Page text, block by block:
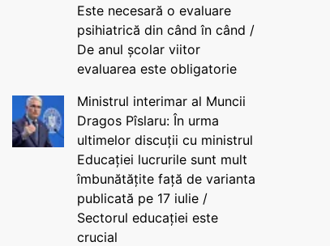
Este necesară o evaluare
psihiatrică din când în când /
De anul școlar viitor
evaluarea este obligatorie
Ministrul interimar al Muncii
Dragos Pîslaru: În urma
ultimelor discuții cu ministrul
Educației lucrurile sunt mult
îmbunătățite față de varianta
publicată pe 17 iulie /
Sectorul educației este
crucial